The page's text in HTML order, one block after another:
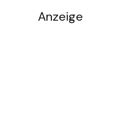
Anzeige